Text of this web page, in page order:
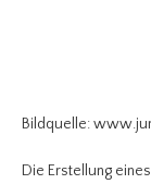
Bildquelle:
Die Erstellung